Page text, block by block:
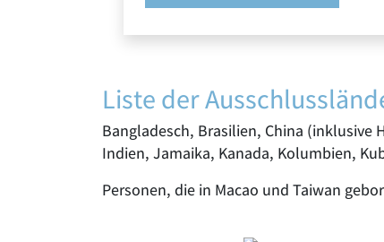
Liste der
Bangladesch, Brasilien, China (inklusive
Indien, Jamaika, Kanada, Kolumbien,
Personen, die in Macao und Taiwan